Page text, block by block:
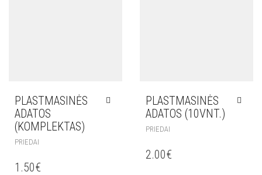
PLASTMASINĖS
ADATOS
(KOMPLEKTAS)
PRIEDAI
1.50€
PLASTMASINĖS
ADATOS (10VNT.)
PRIEDAI
2.00€